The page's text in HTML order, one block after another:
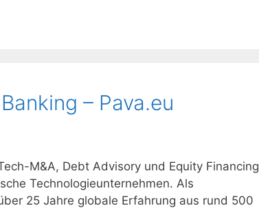
– Pava.eu
M&A, Debt Advisory und Equity Financing
Technologieunternehmen. Als
25 Jahre globale Erfahrung aus rund 500